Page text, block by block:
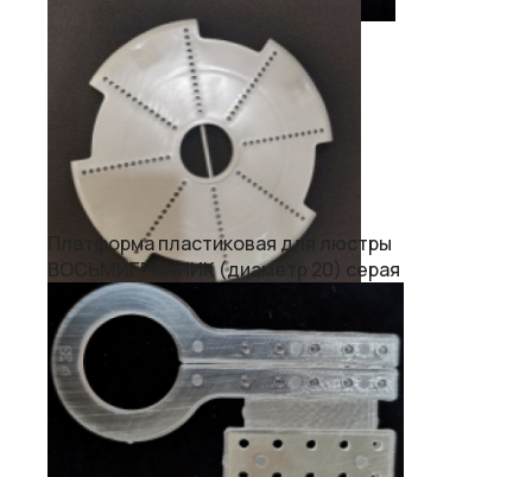
Платформа пластиковая для люстры
ВОСЬМИГРАННИК (диаметр 20) серая